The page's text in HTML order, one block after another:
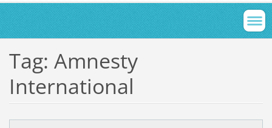
Tag: Amnesty
International